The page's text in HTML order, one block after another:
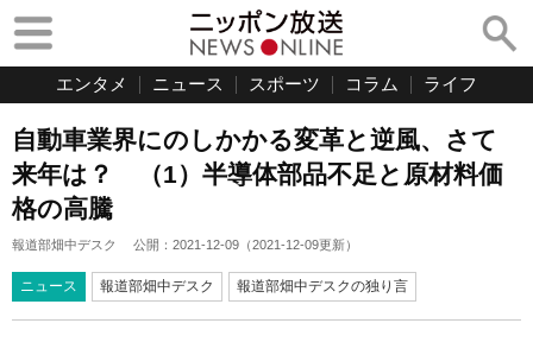
エンタメ ニュース スポーツ コラム ライフ
自動車業界にのしかかる変革と逆風、さて
来年は？ （1）半導体部品不足と原材料価
格の高騰
報道部畑中デスク 公開： 2021-12-09 （2021-12-09更新）
ニュース 報道部畑中デスク 報道部畑中デスクの独り言